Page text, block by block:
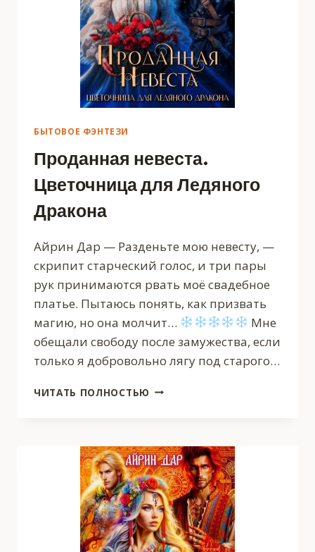
БЫТОВОЕ ФЭНТЕЗИ
Проданная невеста.
Цветочница для Ледяного
Дракона
Айрин Дар — Разденьте мою невесту, —
скрипит старческий голос, и три пары
рук принимаются рвать моё свадебное
платье. Пытаюсь понять, как призвать
магию, но она молчит…
Мне
обещали свободу после замужества, если
только я добровольно лягу под старого…
ЧИТАТЬ ПОЛНОСТЬЮ ПРОДАННАЯ
ЛЕДЯНОГО
ДРАКОНА